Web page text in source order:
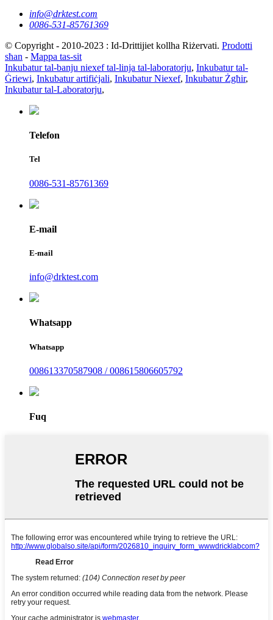
info@drktest.com
0086-531-85761369
© Copyright - 2010-2023 : Id-Drittijiet kollha Riżervati. Prodotti
sħan - Mappa tas-sit
Inkubatur tal-banju niexef tal-linja tal-laboratorju, Inkubatur tal-
Ġriewi, Inkubatur artifiċjali, Inkubatur Niexef, Inkubatur Żgħir,
Inkubatur tal-Laboratorju,
Telefon
Tel
0086-531-85761369
E-mail
E-mail
info@drktest.com
Whatsapp
Whatsapp
008613370587908 / 008615806605792
Fuq